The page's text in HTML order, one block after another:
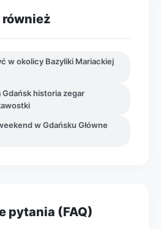
w okolicy Bazyliki Mariackiej
Gdańsk historia zegar
w Gdańsku Główne
pytania (FAQ)